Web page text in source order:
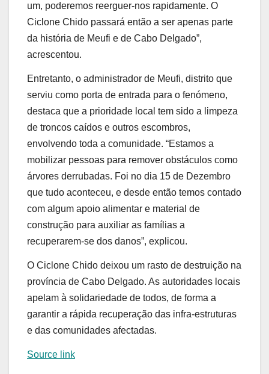
um, poderemos reerguer-nos rapidamente. O
Ciclone Chido passará então a ser apenas parte
da história de Meufi e de Cabo Delgado”,
acrescentou.
Entretanto, o administrador de Meufi, distrito que
serviu como porta de entrada para o fenómeno,
destaca que a prioridade local tem sido a limpeza
de troncos caídos e outros escombros,
envolvendo toda a comunidade. “Estamos a
mobilizar pessoas para remover obstáculos como
árvores derrubadas. Foi no dia 15 de Dezembro
que tudo aconteceu, e desde então temos contado
com algum apoio alimentar e material de
construção para auxiliar as famílias a
recuperarem-se dos danos”, explicou.
O Ciclone Chido deixou um rasto de destruição na
província de Cabo Delgado. As autoridades locais
apelam à solidariedade de todos, de forma a
garantir a rápida recuperação das infra-estruturas
e das comunidades afectadas.
Source link